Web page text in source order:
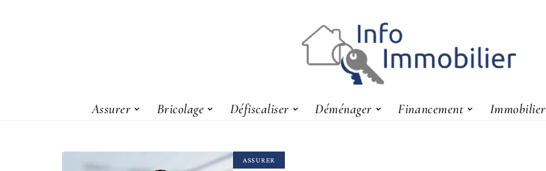
Assurer Bricolage Défiscaliser Déménager Financement Immobilier
ASSURER